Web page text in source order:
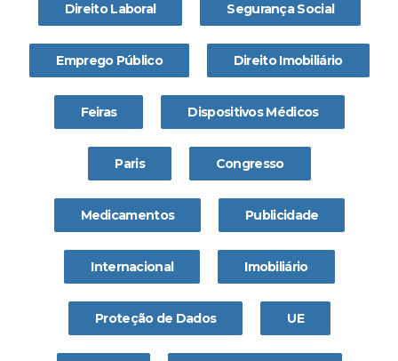
Direito Laboral Segurança Social
Emprego Público Direito Imobiliário
Feiras Dispositivos Médicos
Paris Congresso
Medicamentos Publicidade
Internacional Imobiliário
Proteção de Dados UE